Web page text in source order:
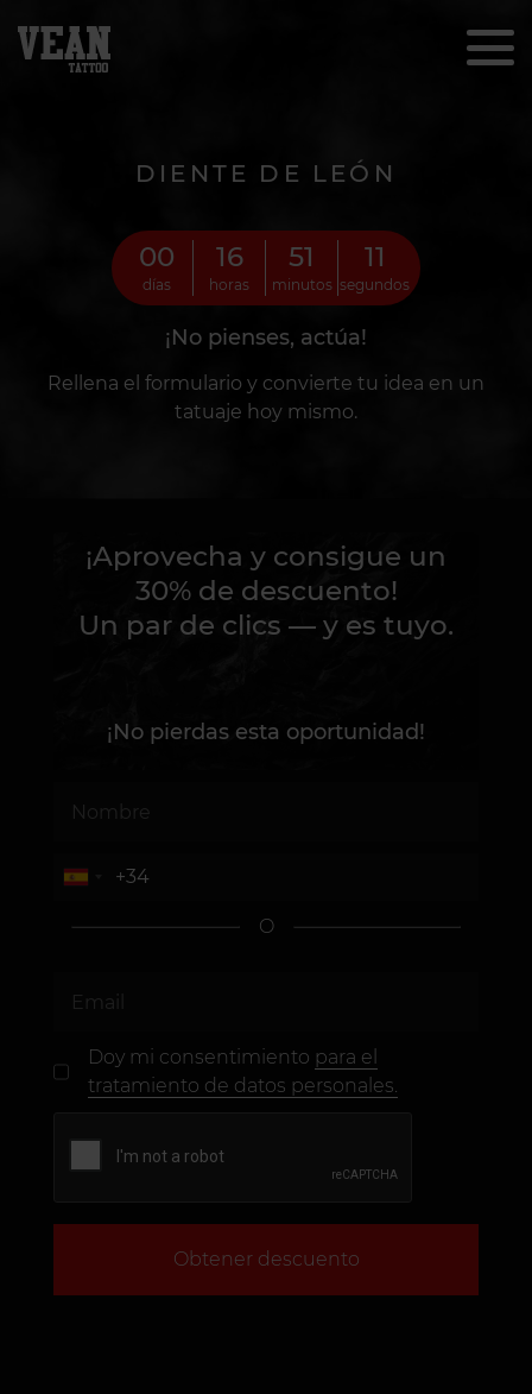
DIENTE DE LEÓN
00
días
16
horas
51
minutos
10
segundos
¡No pienses, actúa!
Rellena el formulario y convierte tu idea en un
tatuaje hoy mismo.
¡Aprovecha y consigue un
30% de descuento!
Un par de clics — y es tuyo.
¡No pierdas esta oportunidad!
O
Doy mi consentimiento para el
tratamiento de datos personales.
Obtener descuento